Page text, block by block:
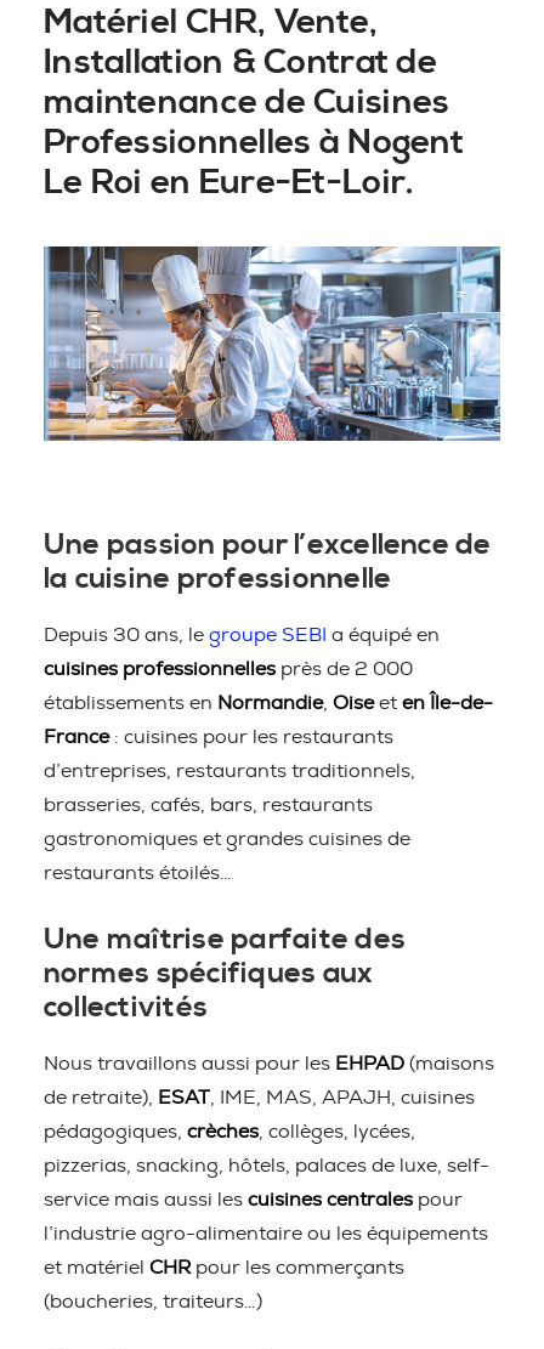
Matériel CHR, Vente,
Installation & Contrat de
maintenance de Cuisines
Professionnelles à Nogent
Le Roi en Eure-Et-Loir.
Une passion pour l’excellence de
la cuisine professionnelle
Depuis 30 ans, le groupe SEBI a équipé en
cuisines professionnelles près de 2 000
établissements en Normandie, Oiseet en Île-de-
France: cuisines pour les restaurants
d’entreprises, restaurants traditionnels,
brasseries, cafés, bars, restaurants
gastronomiques et grandes cuisines de
restaurants étoilés…
Une maîtrise parfaite des
normes spécifiques aux
collectivités
Nous travaillons aussi pour les EHPAD (maisons
de retraite),
ESAT , IME, MAS, APAJH, cuisines
pédagogiques, crèches , collèges, lycées,
pizzerias, snacking, hôtels, palaces de luxe, self-
service mais aussi les cuisines centrales pour
l’industrie agro-alimentaire ou les équipements
et matériel CHR pour les commerçants
(boucheries, traiteurs…)